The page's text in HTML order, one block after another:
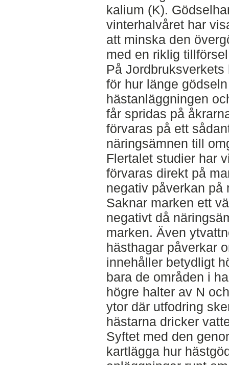
kalium (K).
vinterhalvåret har
att minska den
med en riklig
På
för hur länge
hästanläggningen
får spridas på
förvaras på ett
näringsämnen till
Flertalet studier har
förvaras direkt på
negativ påverkan på
Saknar marken ett
negativt då
marken. Även
hästhagar påverkar
innehåller betydligt
bara de områden i
högre halter av N
ytor där utfodring
hästarna dricker
Syftet med den
kartlägga hur